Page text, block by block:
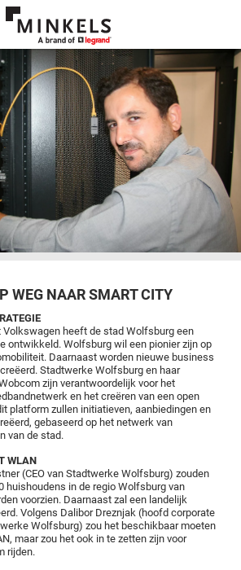
WEG NAAR SMART CITY
heeft de stad Wolfsburg een
ontwikkeld. Wolfsburg wil een pionier zijn op
Daarnaast worden nieuwe business
Stadtwerke Wolfsburg en haar
zijn verantwoordelijk voor het
en het creëren van een open
platform zullen initiatieven, aanbiedingen en
gebaseerd op het netwerk van
van de stad.
WLAN
(CEO van Stadtwerke Wolfsburg) zouden
huishoudens in de regio Wolfsburg van
voorzien. Daarnaast zal een landelijk
Volgens Dalibor Dreznjak (hoofd corporate
Wolfsburg) zou het beschikbaar moeten
maar zou het ook in te zetten zijn voor
rijden.